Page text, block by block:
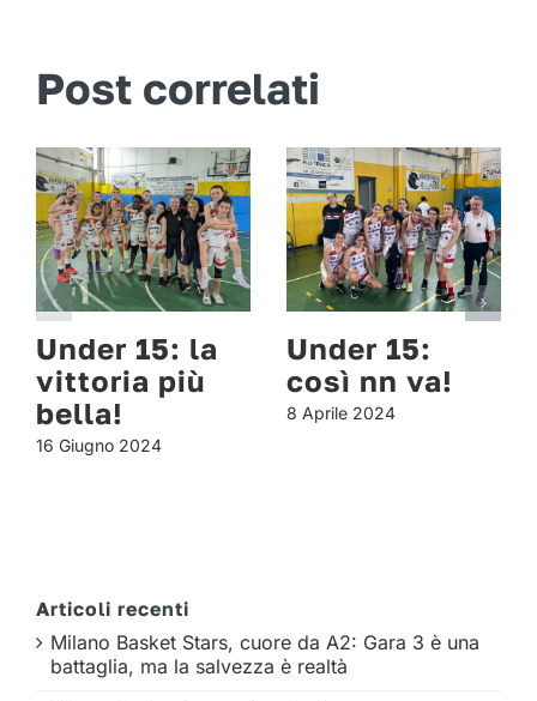
Post correlati
Under 15: la
vittoria più
bella!
16 Giugno 2024
Under 15:
così nn va!
8 Aprile 2024
Articoli recenti
Milano Basket Stars, cuore da A2: Gara 3 è una
battaglia, ma la salvezza è realtà